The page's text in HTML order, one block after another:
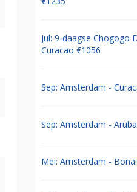
Jul: 9-daagse Chogogo
Curacao €1056
Sep: Amsterdam -
Sep: Amsterdam -
Mei: Amsterdam -